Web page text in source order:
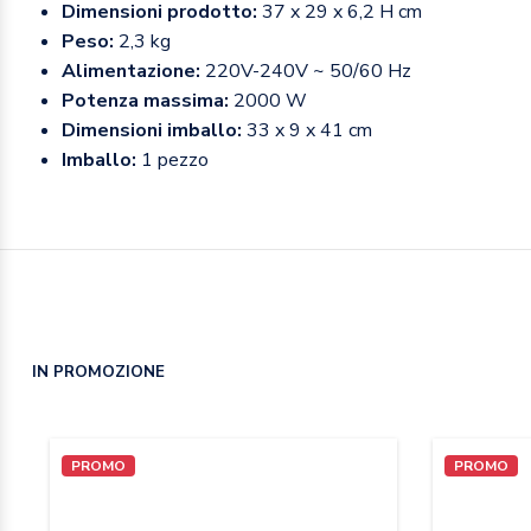
Dimensioni prodotto: 37 x 29 x 6,2 H cm
Peso: 2,3 kg
Alimentazione: 220V-240V ~ 50/60 Hz
Potenza massima: 2000 W
Dimensioni imballo: 33 x 9 x 41 cm
Imballo: 1 pezzo
IN PROMOZIONE
PROMO PROMO